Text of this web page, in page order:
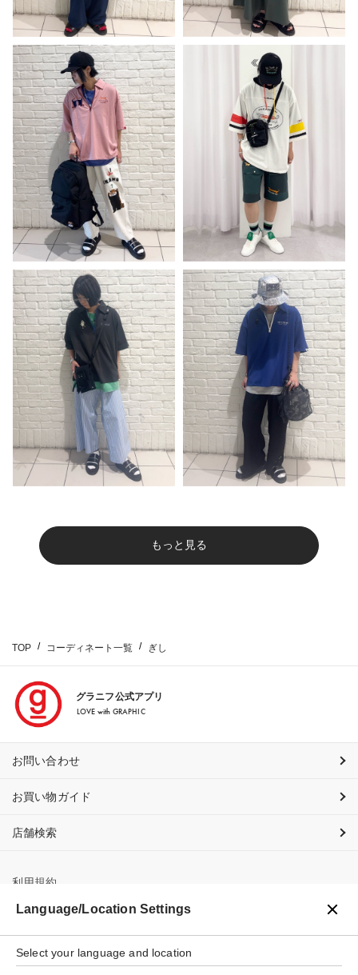
もっと見る
TOP コーディネート一覧 ぎし
グラニフ公式アプリ
LOVE with GRAPHIC
お問い合わせ
お買い物ガイド
店舗検索
利用規約
プライバシーポリシー
特定商取引法に基づく表示
Language/Location Settings
Select your language and location